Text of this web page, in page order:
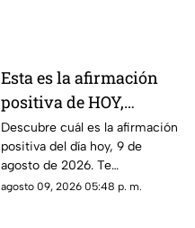
Esta es la afirmación
positiva de HOY,
domingo 9 de agosto de
2026: Repite estas
palabras y llena tu día
de energía
Descubre cuál es la afirmación
positiva del día hoy, 9 de
agosto de 2026. Te
compartimos un mensaje
agosto 09, 2026 05:48 p. m.